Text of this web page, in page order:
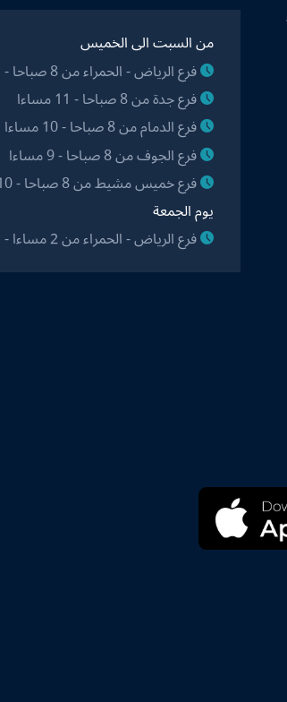
من السبت الى الخميس
فرع الرياض - الحمراء من 8 صباحا - 11 مساءا
فرع جدة من 8 صباحا - 11 مساءا
فرع الدمام من 8 صباحا - 10 مساءا
فرع الجوف من 8 صباحا - 9 مساءا
فرع خميس مشيط من 8 صباحا - 10 مساءا
يوم الجمعة
فرع الرياض - الحمراء من 2 مساءا - 11 مساءا